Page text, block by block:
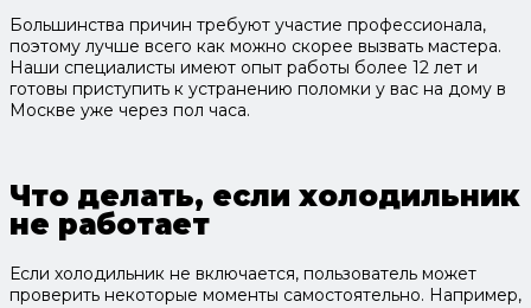
Большинства причин требуют участие профессионала,
поэтому лучше всего как можно скорее вызвать мастера.
Наши специалисты имеют опыт работы более 12 лет и
готовы приступить к устранению поломки у вас на дому в
Москве уже через пол часа.
Что делать, если холодильник
не работает
Если холодильник не включается, пользователь может
проверить некоторые моменты самостоятельно. Например,